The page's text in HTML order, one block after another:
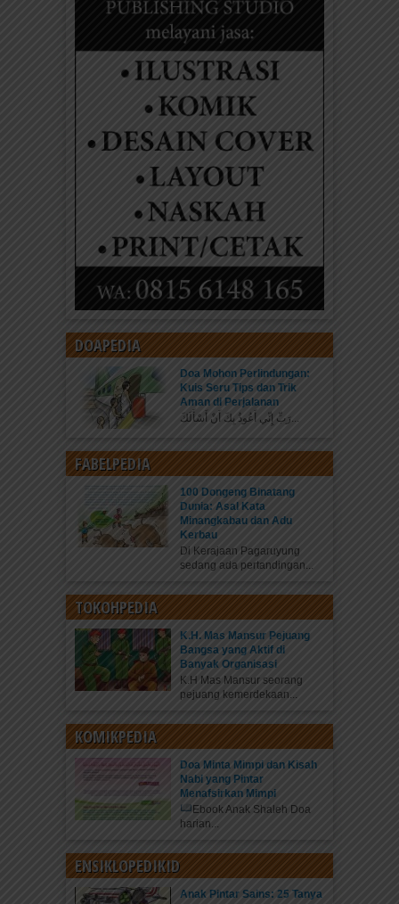
DOAPEDIA
Doa Mohon Perlindungan:
Kuis Seru Tips dan Trik
Aman di Perjalanan
رَبِّ إِنِّي أَعُوذُ بِكَ أَنْ أَسْأَلَكَ...
FABELPEDIA
100 Dongeng Binatang
Dunia: Asal Kata
Minangkabau dan Adu
Kerbau
Di Kerajaan Pagaruyung
sedang ada pertandingan...
TOKOHPEDIA
K.H. Mas Mansur Pejuang
Bangsa yang Aktif di
Banyak Organisasi
K.H Mas Mansur seorang
pejuang kemerdekaan...
KOMIKPEDIA
Doa Minta Mimpi dan Kisah
Nabi yang Pintar
Menafsirkan Mimpi
Ebook Anak Shaleh Doa
harian...
ENSIKLOPEDIKID
Anak Pintar Sains: 25 Tanya